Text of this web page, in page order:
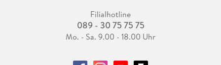
Filialhotline
089 - 30 75 75 75
Mo. - Sa. 9.00 - 18.00 Uhr